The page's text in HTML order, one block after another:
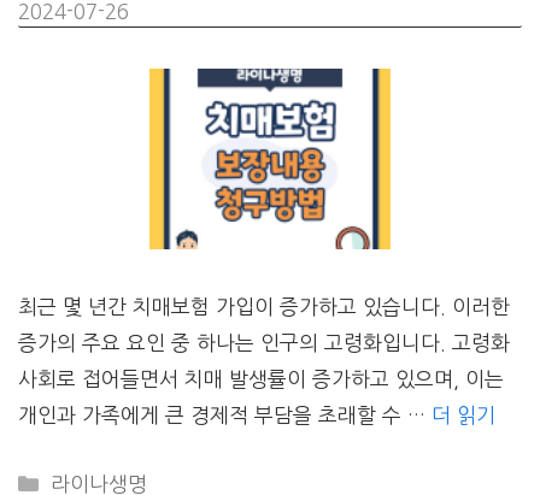
2024-07-26
최근 몇 년간 치매보험 가입이 증가하고 있습니다. 이러한
증가의 주요 요인 중 하나는 인구의 고령화입니다. 고령화
사회로 접어들면서 치매 발생률이 증가하고 있으며, 이는
개인과 가족에게 큰 경제적 부담을 초래할 수 … 더 읽기
CATEGORIES
라이나생명